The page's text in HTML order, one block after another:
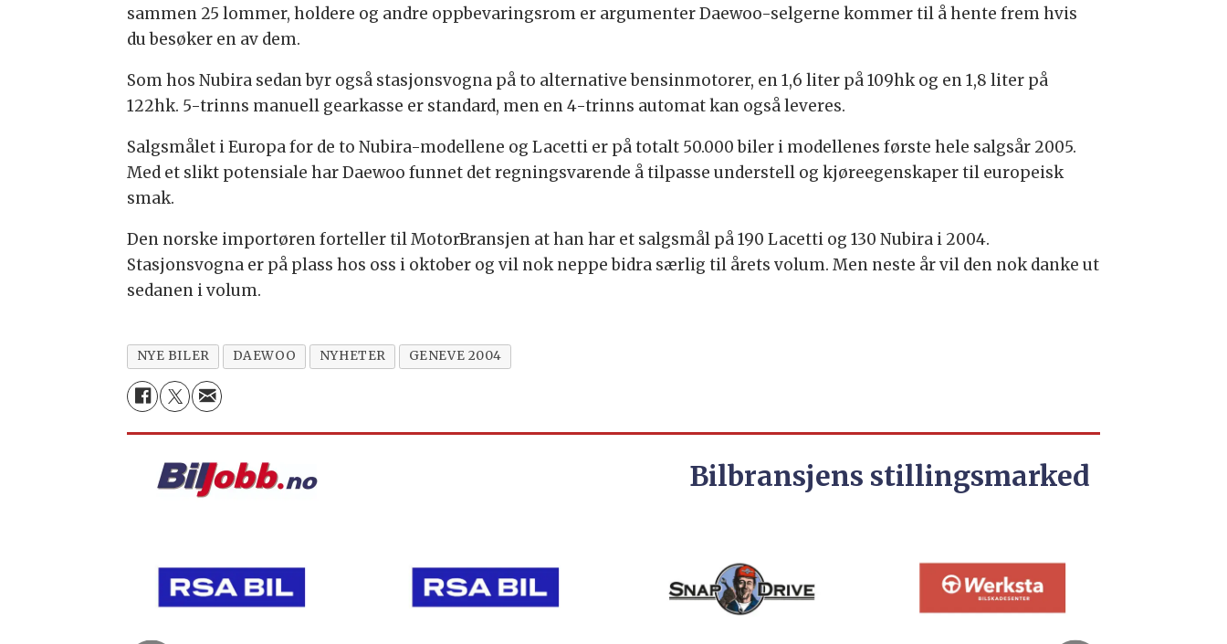
sammen 25 lommer, holdere og andre oppbevaringsrom er argumenter Daewoo-selgerne kommer til å hente frem hvis
du besøker en av dem.
Som hos Nubira sedan byr også stasjonsvogna på to alternative bensinmotorer, en 1,6 liter på 109hk og en 1,8 liter på
122hk. 5-trinns manuell gearkasse er standard, men en 4-trinns automat kan også leveres.
Salgsmålet i Europa for de to Nubira-modellene og Lacetti er på totalt 50.000 biler i modellenes første hele salgsår 2005.
Med et slikt potensiale har Daewoo funnet det regningsvarende å tilpasse understell og kjøreegenskaper til europeisk
smak.
Den norske importøren forteller til MotorBransjen at han har et salgsmål på 190 Lacetti og 130 Nubira i 2004.
Stasjonsvogna er på plass hos oss i oktober og vil nok neppe bidra særlig til årets volum. Men neste år vil den nok danke ut
sedanen i volum.
NYE BILER DAEWOO NYHETER GENEVE 2004
Bilbransjens stillingsmarked